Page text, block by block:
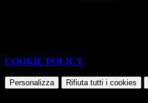
COOKIE POLICY
Personalizza Rifiuta tutti i cookies